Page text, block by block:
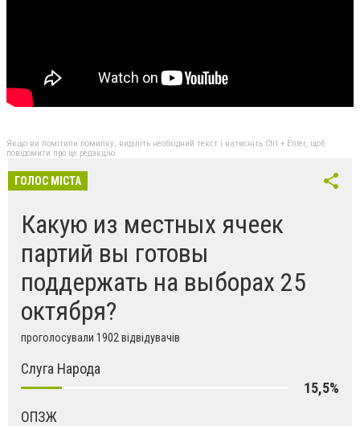
Якщо ви помітили помилку, виділіть необхідний текст і натисніть Ctrl + Enter, щоб
повідомити про це редакцію
ГОЛОС МІСТА
Какую из местных ячеек
партий вы готовы
поддержать на выборах 25
октября?
проголосували 1902 відвідувачів
Слуга Народа
15,5%
ОПЗЖ